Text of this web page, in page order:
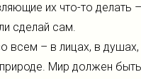
их что-то делать
сделай сам.
всем – в лицах, в душах,
Мир должен быть